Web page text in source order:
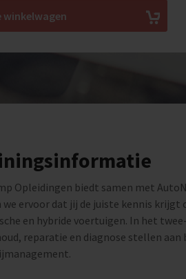
winkelwagen
Opleidingen biedt samen met
we ervoor dat jij de juiste kennis
en hybride voertuigen. In het
reparatie en diagnose stellen